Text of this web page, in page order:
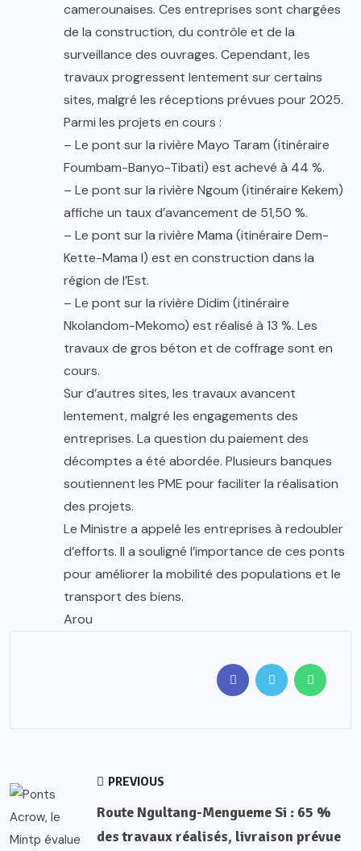
camerounaises. Ces entreprises sont chargées
de la construction, du contrôle et de la
surveillance des ouvrages. Cependant, les
travaux progressent lentement sur certains
sites, malgré les réceptions prévues pour 2025.
Parmi les projets en cours :
– Le pont sur la rivière Mayo Taram (itinéraire
Foumbam-Banyo-Tibati) est achevé à 44 %.
– Le pont sur la rivière Ngoum (itinéraire Kekem)
affiche un taux d’avancement de 51,50 %.
– Le pont sur la rivière Mama (itinéraire Dem-
Kette-Mama I) est en construction dans la
région de l’Est.
– Le pont sur la rivière Didim (itinéraire
Nkolandom-Mekomo) est réalisé à 13 %. Les
travaux de gros béton et de coffrage sont en
cours.
Sur d’autres sites, les travaux avancent
lentement, malgré les engagements des
entreprises. La question du paiement des
décomptes a été abordée. Plusieurs banques
soutiennent les PME pour faciliter la réalisation
des projets.
Le Ministre a appelé les entreprises à redoubler
d’efforts. Il a souligné l’importance de ces ponts
pour améliorer la mobilité des populations et le
transport des biens.
Arou
PREVIOUS
Route Ngultang-Mengueme Si : 65 %
des travaux réalisés, livraison prévue